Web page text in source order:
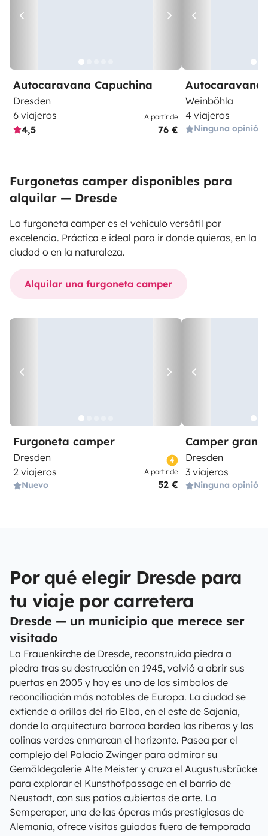
Autocaravana Capuchina
Dresden
6 viajeros
4,5
A partir de
76 €
Autocaravana
Weinböhla
4 viajeros
Ninguna opinión
Furgonetas camper disponibles para
alquilar — Dresde
La furgoneta camper es el vehículo versátil por
excelencia. Práctica e ideal para ir donde quieras, en la
ciudad o en la naturaleza.
Alquilar una furgoneta camper
Furgoneta camper
Dresden
2 viajeros
Nuevo
A partir de
52 €
Camper gran
Dresden
3 viajeros
Ninguna opinión
Por qué elegir Dresde para
tu viaje por carretera
Dresde — un municipio que merece ser
visitado
La Frauenkirche de Dresde, reconstruida piedra a
piedra tras su destrucción en 1945, volvió a abrir sus
puertas en 2005 y hoy es uno de los símbolos de
reconciliación más notables de Europa. La ciudad se
extiende a orillas del río Elba, en el este de Sajonia,
donde la arquitectura barroca bordea las riberas y las
colinas verdes enmarcan el horizonte. Pasea por el
complejo del Palacio Zwinger para admirar su
Gemäldegalerie Alte Meister y cruza el Augustusbrücke
para explorar el Kunsthofpassage en el barrio de
Neustadt, con sus patios cubiertos de arte. La
Semperoper, una de las óperas más prestigiosas de
Alemania, ofrece visitas guiadas fuera de temporada